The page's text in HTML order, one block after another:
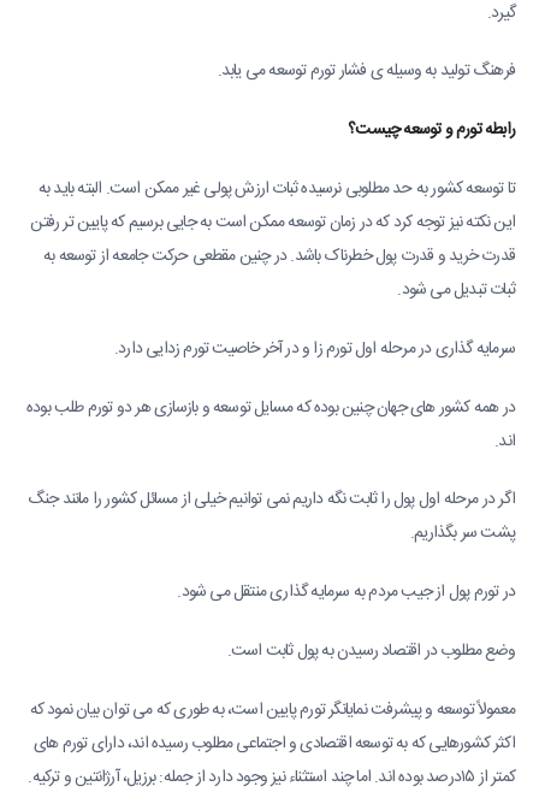
گیرد.
فرهنگ تولید به وسیله ی فشار تورم توسعه می یابد.
رابطه تورم و توسعه چیست؟
تا توسعه کشور به حد مطلوبی نرسیده ثبات ارزش پولی غیر ممکن است. البته باید به
این نکته نیز توجه کرد که در زمان توسعه ممکن است به جایی برسیم که پایین تر رفتن
قدرت خرید و قدرت پول خطرناک باشد. در چنین مقطعی حرکت جامعه از توسعه به
ثبات تبدیل می شود.
سرمایه گذاری در مرحله اول تورم زا و در آخر خاصیت تورم زدایی دارد.
در همه کشور های جهان چنین بوده که مسایل توسعه و بازسازی هر دو تورم طلب بوده
اند.
اگر در مرحله اول پول را ثابت نگه داریم نمی توانیم خیلی از مسائل کشور را مانند جنگ
پشت سر بگذاریم.
در تورم پول از جیب مردم به سرمایه گذاری منتقل می شود.
وضع مطلوب در اقتصاد رسیدن به پول ثابت است.
معمولاً توسعه و پیشرفت نمایانگر تورم پایین است، به طوری که می توان بیان نمود که
اکثر کشورهایی که به توسعه اقتصادی و اجتماعی مطلوب رسیده اند، دارای تورم های
کمتر از ۱۵درصد بوده اند. اما چند استثناء نیز وجود دارد از جمله: برزیل، آرژانتین و ترکیه.